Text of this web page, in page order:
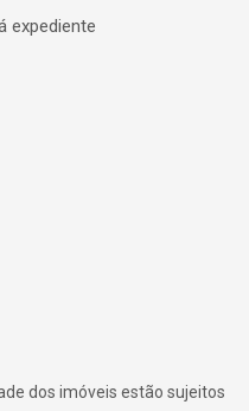
expediente
dos imóveis estão sujeitos